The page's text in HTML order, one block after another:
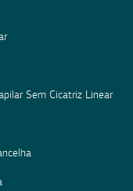
Sem Cicatriz Linear